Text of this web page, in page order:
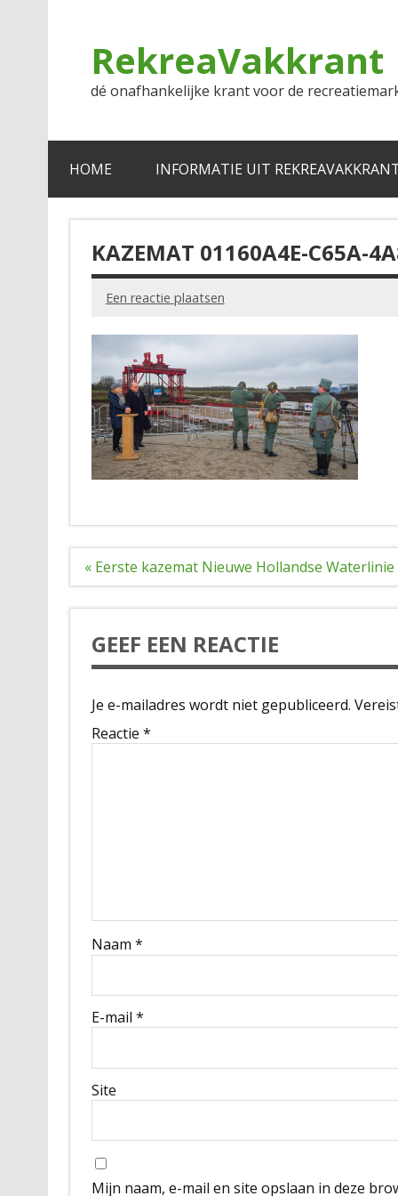
RekreaVakkrant
dé onafhankelijke krant voor de
HOME INFORMATIE UIT
KAZEMAT 01160A4E-C65A-
Een reactie plaatsen
Bericht
« Eerste kazemat Nieuwe Hollandse
GEEF EEN REACTIE
Je e-mailadres wordt niet gepubliceerd.
Reactie *
Naam *
E-mail *
Site
Mijn naam, e-mail en site opslaan in deze